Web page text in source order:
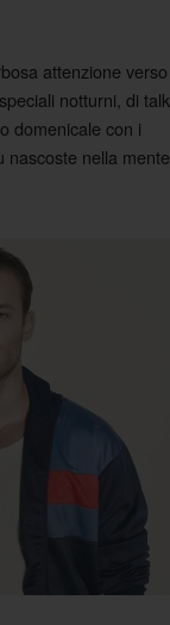
attenzione verso
notturni, di talk
domenicale con i
nascoste nella mente